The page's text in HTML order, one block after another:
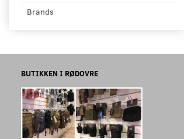
Brands
BUTIKKEN I RØDOVRE